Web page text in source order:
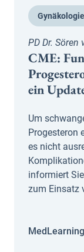
Gynäkologie
PD Dr. Sören
CME:
ein
Um
Progesteron
es nicht
informiert
zum Einsatz
MedLearning |